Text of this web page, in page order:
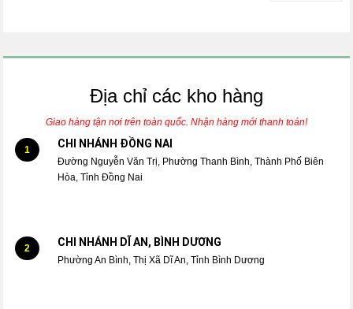
Địa chỉ các kho hàng
Giao hàng tận nơi trên toàn quốc. Nhận hàng mới thanh toán!
1 CHI NHÁNH ĐỒNG NAI
Đường Nguyễn Văn Trị, Phường Thanh Bình, Thành Phố Biên
Hòa, Tỉnh Đồng Nai
2 CHI NHÁNH DĨ AN, BÌNH DƯƠNG
Phường An Bình, Thị Xã Dĩ An, Tỉnh Bình Dương